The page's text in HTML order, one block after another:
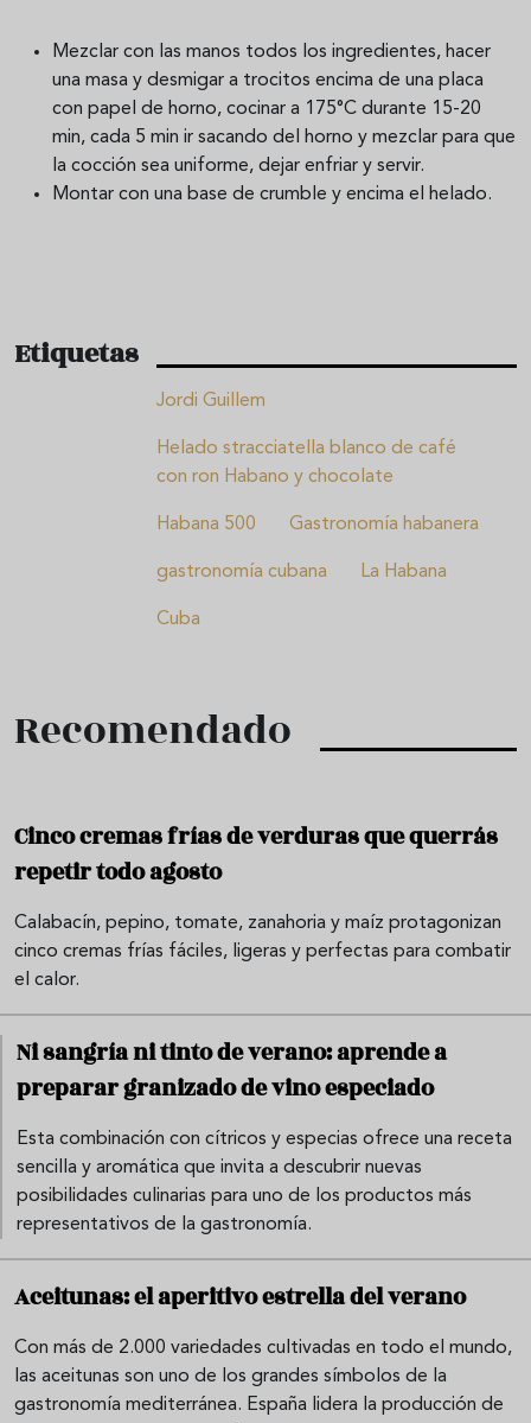
Mezclar con las manos todos los ingredientes, hacer
una masa y desmigar a trocitos encima de una placa
con papel de horno, cocinar a 175°C durante 15-20
min, cada 5 min ir sacando del horno y mezclar para que
la cocción sea uniforme, dejar enfriar y servir.
Montar con una base de crumble y encima el helado.
Etiquetas
Jordi Guillem
Helado stracciatella blanco de café
con ron Habano y chocolate
Habana 500 Gastronomía habanera
gastronomía cubana La Habana
Cuba
Recomendado
Cinco cremas frías de verduras que querrás
repetir todo agosto
Calabacín, pepino, tomate, zanahoria y maíz protagonizan
cinco cremas frías fáciles, ligeras y perfectas para combatir
el calor.
Ni sangría ni tinto de verano: aprende a
preparar granizado de vino especiado
Esta combinación con cítricos y especias ofrece una receta
sencilla y aromática que invita a descubrir nuevas
posibilidades culinarias para uno de los productos más
representativos de la gastronomía.
Aceitunas: el aperitivo estrella del verano
Con más de 2.000 variedades cultivadas en todo el mundo,
las aceitunas son uno de los grandes símbolos de la
gastronomía mediterránea. España lidera la producción de